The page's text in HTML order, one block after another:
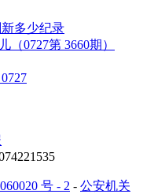
多少纪录
0727第 3660期）
号 - 2 - 公安机关